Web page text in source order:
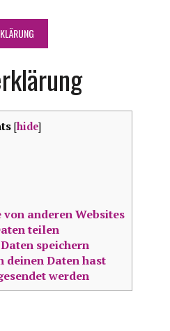
ALLE BEZIRKE IM ÜBERBLICK
AN MÄNNERN ATTRAKTIV?
[hide]
anderen Websites
teilen
speichern
deinen Daten hast
werden